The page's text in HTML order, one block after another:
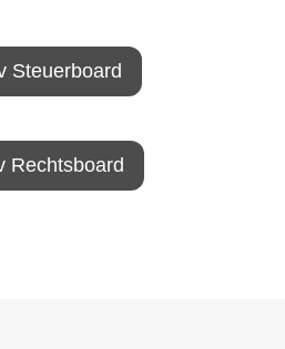
Steuerboard
Rechtsboard